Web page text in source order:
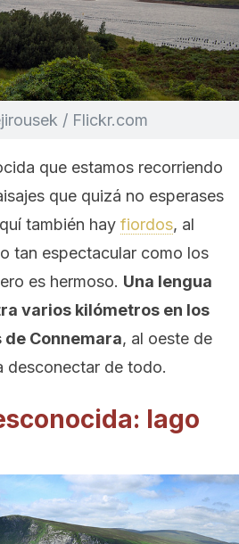
/ Flickr.com
que estamos recorriendo
que quizá no esperases
también hay fiordos, al
tan espectacular como los
es hermoso. Una lengua
varios kilómetros en los
Connemara, al oeste de
desconectar de todo.
lago